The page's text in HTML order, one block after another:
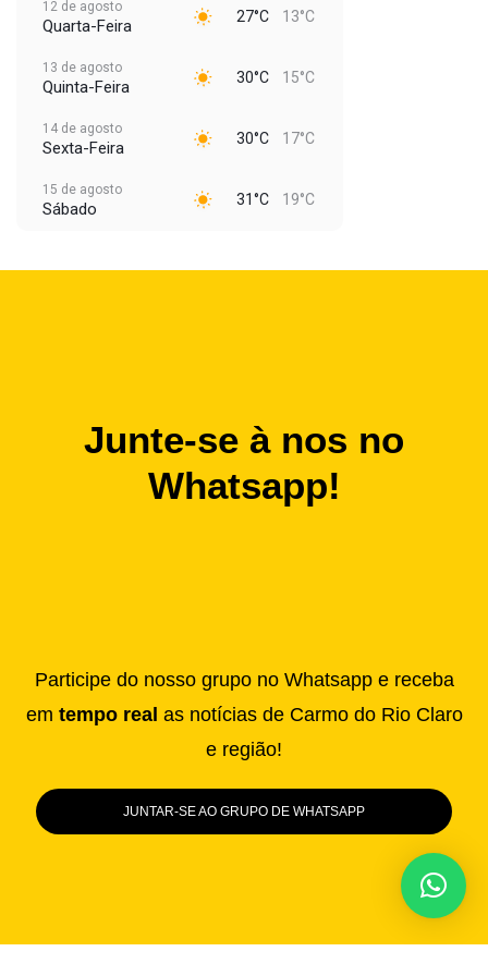
12 de agosto
Quarta-Feira 27°C 13°C
13 de agosto
Quinta-Feira 30°C 15°C
14 de agosto
Sexta-Feira 30°C 17°C
15 de agosto
Sábado 31°C 19°C
Junte-se à nos no
Whatsapp!
Participe do nosso grupo no Whatsapp e receba
em tempo real as notícias de Carmo do Rio Claro
e região!
JUNTAR-SE AO GRUPO DE WHATSAPP